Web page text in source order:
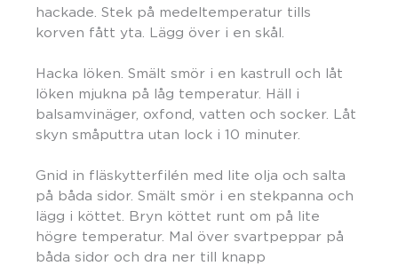
hackade. Stek på medeltemperatur tills
korven fått yta. Lägg över i en skål.
Hacka löken. Smält smör i en kastrull och låt
löken mjukna på låg temperatur. Häll i
balsamvinäger, oxfond, vatten och socker. Låt
skyn småputtra utan lock i 10 minuter.
Gnid in fläskytterfilén med lite olja och salta
på båda sidor. Smält smör i en stekpanna och
lägg i köttet. Bryn köttet runt om på lite
högre temperatur. Mal över svartpeppar på
båda sidor och dra ner till knapp